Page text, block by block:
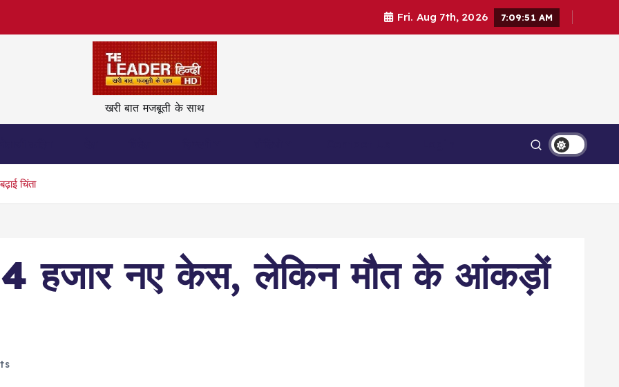
Fri. Aug 7th, 2026 7:09:52 AM
खरी बात मजबूती के साथ
चिंता
हजार नए केस, लेकिन मौत के आंकड़ों